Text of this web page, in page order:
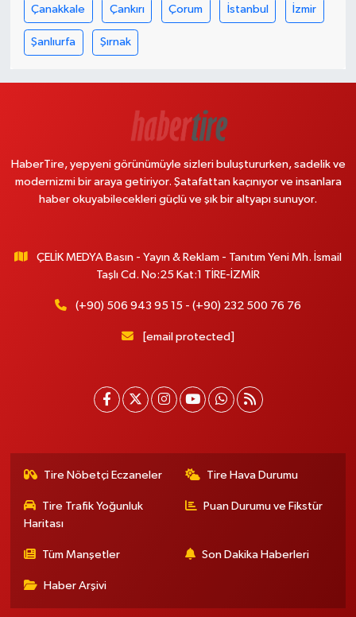
Çanakkale Çankırı Çorum İstanbul İzmir
Şanlıurfa Şırnak
HaberTire, yepyeni görünümüyle sizleri buluştururken, sadelik ve
modernizmi bir araya getiriyor. Şatafattan kaçınıyor ve insanlara
haber okuyabilecekleri güçlü ve şık bir altyapı sunuyor.
ÇELİK MEDYA Basın - Yayın & Reklam - Tanıtım Yeni Mh. İsmail
Taşlı Cd. No:25 Kat:1 TİRE-İZMİR
(+90) 506 943 95 15 - (+90) 232 500 76 76
[email protected]
Tire Nöbetçi Eczaneler Tire Hava Durumu
Tire Trafik Yoğunluk
Haritası
Puan Durumu ve Fikstür
Tüm Manşetler Son Dakika Haberleri
Haber Arşivi